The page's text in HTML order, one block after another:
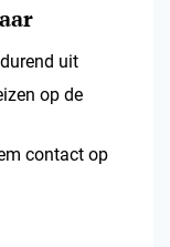
uit
op de
contact op